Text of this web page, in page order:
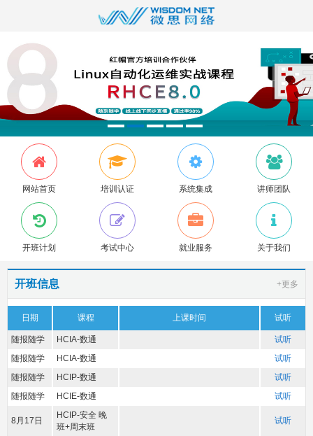
网站首页 培训认证 系统集成 讲师团队
开班计划 考试中心 就业服务 关于我们
开班信息 +更多
日期 课程 上课时间 试听
随报随学 HCIA-数通
试听
随报随学
HCIA-数通
试听
随报随学
HCIP-数通
试听
随报随学
HCIE-数通 试听
8月17日
HCIP-安全 晚
班+周末班
试听